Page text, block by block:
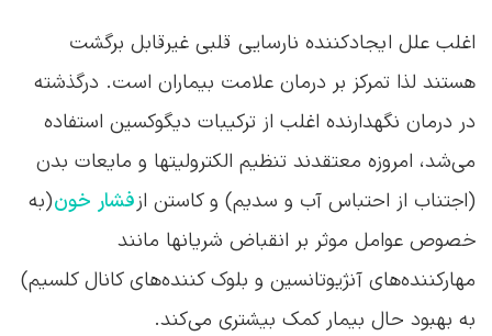
اغلب علل ایجادکننده نارسایی قلبی غیرقابل برگشت
هستند لذا تمرکز بر درمان علامت بیماران است. درگذشته
در درمان نگهدارنده اغلب از ترکیبات دیگوکسین استفاده
می‌شد، امروزه معتقدند تنظیم الکترولیتها و مایعات بدن
(اجتناب از احتباس آب و سدیم) و کاستن ازفشار خون(به
خصوص عوامل موثر بر انقباض شریانها مانند
مهارکننده‌های آنژیوتانسین و بلوک کننده‌های کانال کلسیم)
به بهبود حال بیمار کمک بیشتری می‌کند.